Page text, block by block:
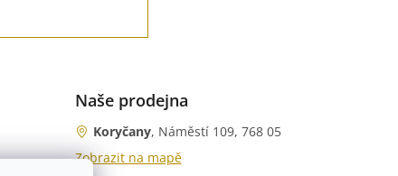
Naše prodejna
Koryčany, Náměstí 109, 768 05
Zobrazit na mapě